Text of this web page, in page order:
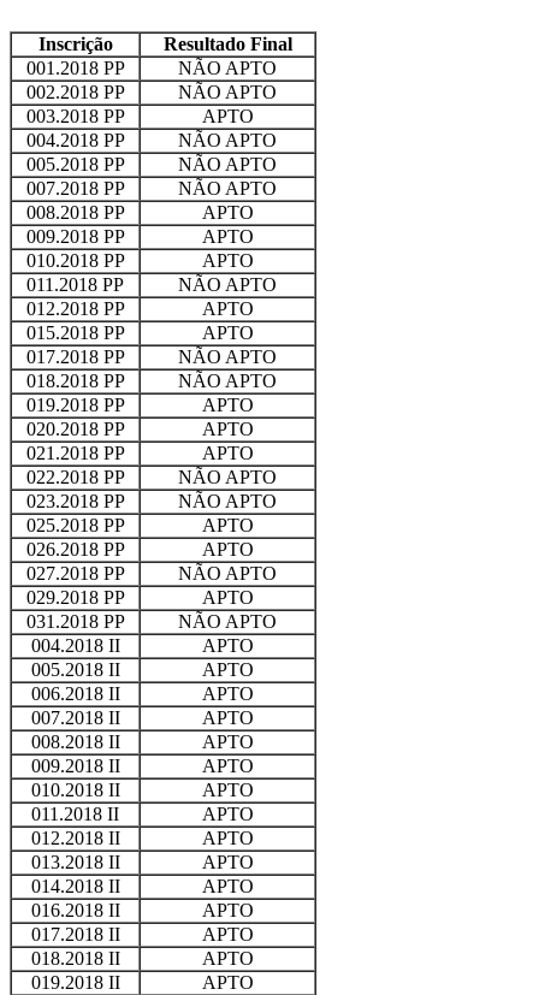
Inscrição
Resultado Final
001.2018 PP
NÃO APTO
002.2018 PP
NÃO APTO
003.2018 PP
APTO
004.2018 PP
NÃO APTO
005.2018 PP
NÃO APTO
007.2018 PP
NÃO APTO
008.2018 PP
APTO
009.2018 PP
APTO
010.2018 PP
APTO
011.2018 PP
NÃO APTO
012.2018 PP
APTO
015.2018 PP
APTO
017.2018 PP
NÃO APTO
018.2018 PP
NÃO APTO
019.2018 PP
APTO
020.2018 PP
APTO
021.2018 PP
APTO
022.2018 PP
NÃO APTO
023.2018 PP
NÃO APTO
025.2018 PP
APTO
026.2018 PP
APTO
027.2018 PP
NÃO APTO
029.2018 PP
APTO
031.2018 PP
NÃO APTO
004.2018 II
APTO
005.2018 II
APTO
006.2018 II
APTO
007.2018 II
APTO
008.2018 II
APTO
009.2018 II
APTO
010.2018 II
APTO
011.2018 II
APTO
012.2018 II
APTO
013.2018 II
APTO
014.2018 II
APTO
016.2018 II
APTO
017.2018 II
APTO
018.2018 II
APTO
019.2018 II
APTO